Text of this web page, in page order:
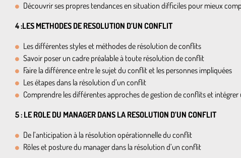
Découvrir ses propres tendances en situation difficiles pour mieux
4 :LES METHODES DE RESOLUTION D’UN CONFLIT
Les différentes styles et méthodes de résolution de conflits
Savoir poser un cadre préalable à toute résolution de conflit
Faire la différence entre le sujet du conflit et les personnes impliquées
Les étapes dans la résolution d’un conflit
Comprendre les différentes approches de gestion de conflits et
5 : LE ROLE DU MANAGER DANS LA RESOLUTION D’UN CONFLIT
De l’anticipation à la résolution opérationnelle du conflit
Rôles et posture du manager dans la résolution d’un conflit